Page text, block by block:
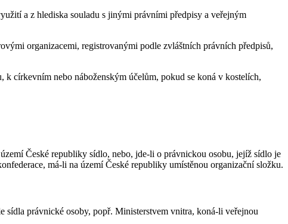
a z hlediska souladu s jinými právními předpisy a veřejným
organizacemi, registrovanými podle zvláštních právních předpisů,
církevním nebo náboženským účelům, pokud se koná v kostelích,
České republiky sídlo, nebo, jde-li o právnickou osobu, jejíž sídlo je
má-li na území České republiky umístěnou organizační složku.
právnické osoby, popř. Ministerstvem vnitra, koná-li veřejnou